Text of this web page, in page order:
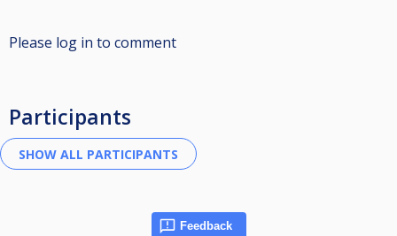
Please log in to comment
Participants
Feedback